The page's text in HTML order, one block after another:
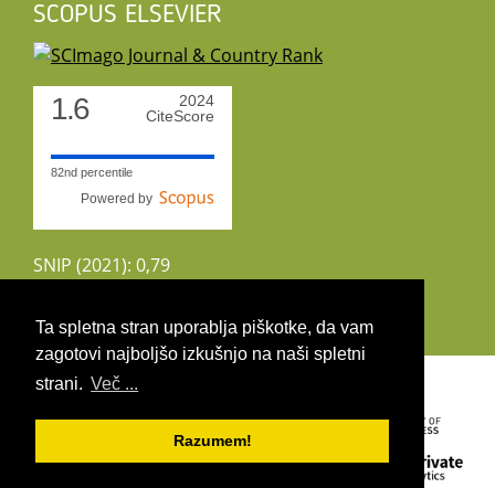
Ta spletna stran uporablja piškotke, da vam
zagotovi najboljšo izkušnjo na naši spletni
strani. Več ...
Razumem!
SCOPUS ELSEVIER
1.6
2024
CiteScore
82nd percentile
Powered by
SNIP (2021): 0,79